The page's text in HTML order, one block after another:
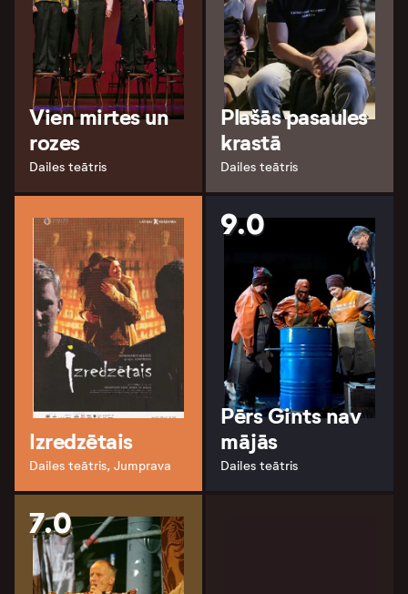
Vien mirtes un
rozes
Dailes teātris
Plašās pasaules
krastā
Dailes teātris
Izredzētais
Dailes teātris, Jumprava
9.0
Pērs Gints nav
mājās
Dailes teātris
7.0